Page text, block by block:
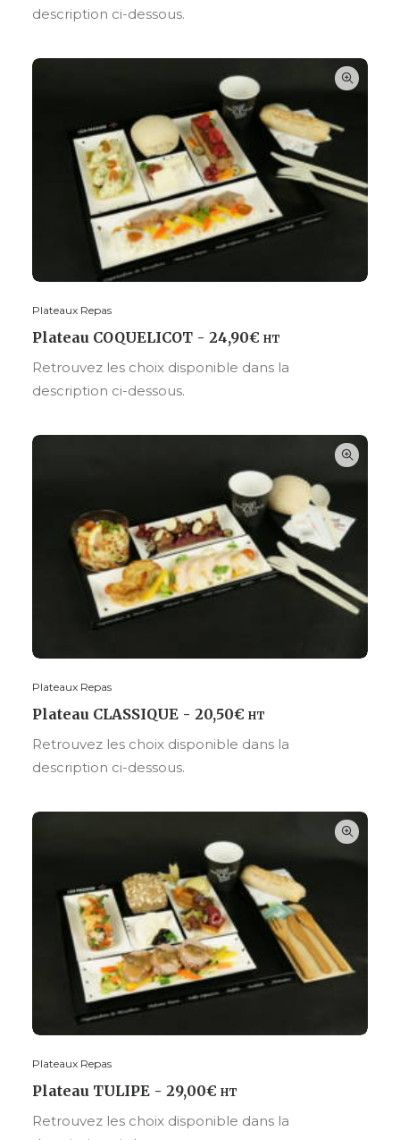
description ci-dessous.
Plateaux Repas
Plateau COQUELICOT 24,90€ HT
Retrouvez les choix disponible dans la
description ci-dessous.
Plateaux Repas
Plateau CLASSIQUE 20,50€ HT
Retrouvez les choix disponible dans la
description ci-dessous.
Plateaux Repas
Plateau TULIPE 29,00€ HT
Retrouvez les choix disponible dans la